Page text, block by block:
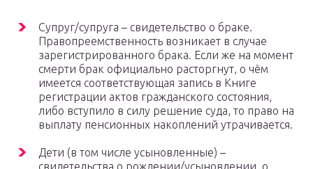
Супруг/супруга – свидетельство о браке.
Правопреемственность возникает в случае
зарегистрированного брака. Если же на момент
смерти брак официально расторгнут, о чём
имеется соответствующая запись в Книге
регистрации актов гражданского состояния,
либо вступило в силу решение суда, то право на
выплату пенсионных накоплений утрачивается.
Дети (в том числе усыновленные) –
свидетельства о рождении/усыновлении, о